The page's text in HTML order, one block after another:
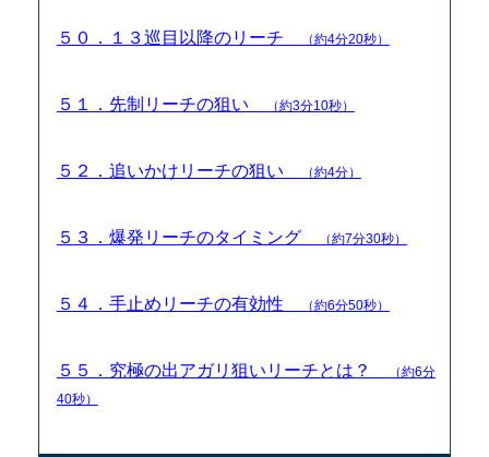
５０．１３巡目以降のリーチ （約4分20秒）
５１．先制リーチの狙い （約3分10秒）
５２．追いかけリーチの狙い （約4分）
５３．爆発リーチのタイミング （約7分30秒）
５４．手止めリーチの有効性 （約6分50秒）
５５．究極の出アガリ狙いリーチとは？
（約6分
40秒）